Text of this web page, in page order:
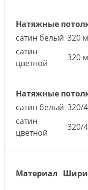
Натяжные
сатин белый 320
сатин
цветной
320
Натяжные
сатин белый 320/
сатин
цветной
320/
Материал